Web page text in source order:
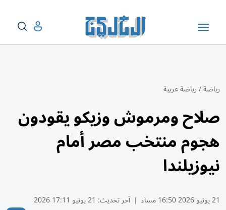
رياضة/رياضة عربية
صلاح ومرموش وزيكو يقودون
هجوم منتخب مصر أمام
نيوزيلندا
21 يونيو 2026 16:50 مساء | آخر تحديث: 21 يونيو 17:11 2026